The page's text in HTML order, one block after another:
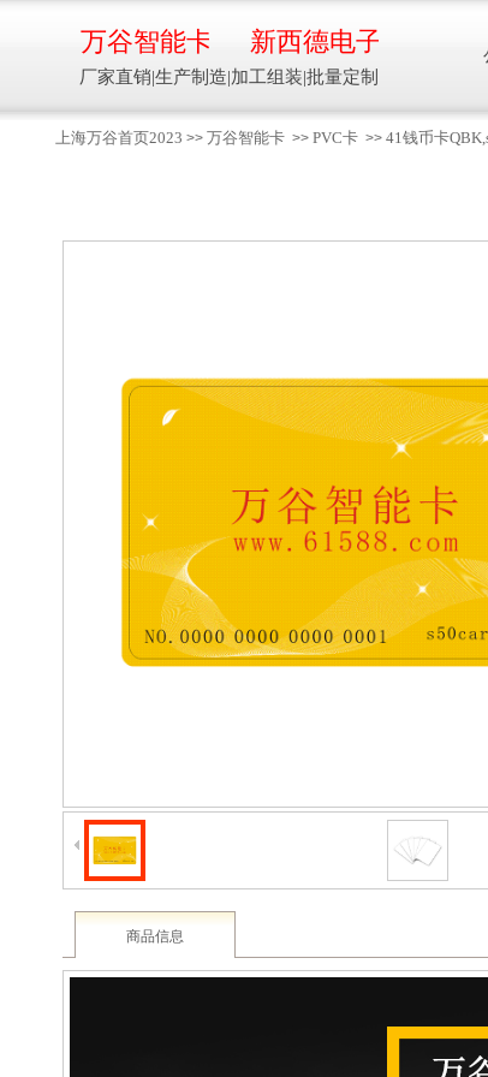
上海万谷首页2023 >> 万谷智能卡 >> PVC卡 >> 41钱币卡
商品信息
新西德电子
厂家直销|生产制造|加工组装|批量定制
位设备
13918608088/ 137016
91001
2003 - 2022 / 19年
万谷智能卡